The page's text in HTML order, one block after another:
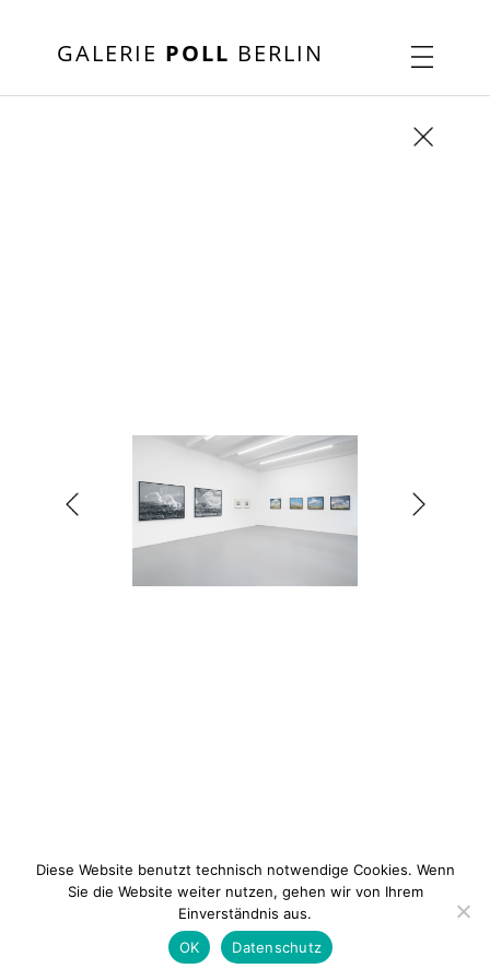
GALERIE POLL BERLIN
Kontakt Impressum
Diese Website benutzt technisch notwendige Cookies. Wenn
Sie die Website weiter nutzen, gehen wir von Ihrem
Einverständnis aus.
OK
Datenschutz